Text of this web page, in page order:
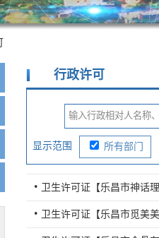
行政许可
显示范围 所有部门